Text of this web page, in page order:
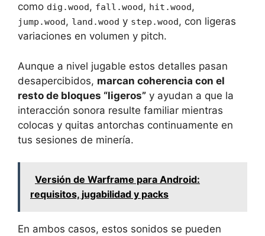
como dig.wood, fall.wood, hit.wood,
jump.wood, land.wood y step.wood, con ligeras
variaciones en volumen y pitch.
Aunque a nivel jugable estos detalles pasan
desapercibidos, marcan coherencia con el
resto de bloques “ligeros” y ayudan a que la
interacción sonora resulte familiar mientras
colocas y quitas antorchas continuamente en
tus sesiones de minería.
Versión de Warframe para Android:
requisitos, jugabilidad y packs
En ambos casos, estos sonidos se pueden